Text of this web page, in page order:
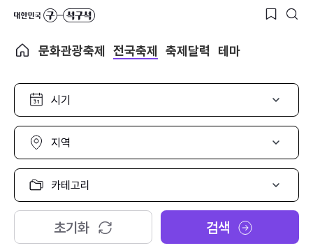
문화관광축제 전국축제 축제달력 테마
시
선
택
지
선
택
카
고
리
택
초기화 검색